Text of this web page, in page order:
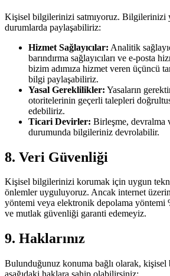
Kişisel bilgilerinizi satmıyoruz. Bilgilerinizi
durumlarda paylaşabiliriz:
Hizmet Sağlayıcılar: Analitik
barındırma sağlayıcıları ve e-posta
bizim adımıza hizmet veren üçüncü
bilgi paylaşabiliriz.
Yasal Gereklilikler: Yasaların
otoritelerinin geçerli talepleri
edebiliriz.
Ticari Devirler: Birleşme, devralma
durumunda bilgileriniz devrolabilir.
8. Veri Güvenliği
Kişisel bilgilerinizi korumak için uygun
önlemler uyguluyoruz. Ancak internet
yöntemi veya elektronik depolama
ve mutlak güvenliği garanti edemeyiz.
9. Haklarınız
Bulunduğunuz konuma bağlı olarak, kişisel